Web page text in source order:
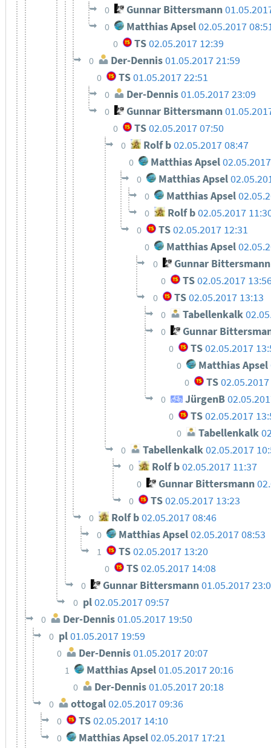
0 Gunnar Bittersmann
0 Matthias Apsel02.05.2017
0 TS02.05.2017 12:39
0 Der-Dennis01.05.2017 21:59
0 TS01.05.2017 22:51
0 Der-Dennis01.05.2017 23:09
0 Gunnar Bittersmann
0 TS02.05.2017 07:50
0 Rolf b02.05.2017 08:47
0 Matthias Apsel
0 Matthias Apsel
0 Matthias Apsel
0 Rolf b02.05.2017
0 TS02.05.2017 12:31
0 Matthias Apsel
0 Gunnar Bittersmann
0 TS 02.05.2017
0 TS02.05.2017 13:13
0 Tabellenkalk
0 Gunnar
0 TS02.05.2017
0 Matthias Apsel
0 TS
0 JürgenB
0 TS02.05.2017
0 Tabellenkalk
0 Tabellenkalk 02.05.2017
0 Rolf b 02.05.2017 11:37
0 Gunnar Bittersmann
0 TS02.05.2017 13:23
0 Rolf b 02.05.2017 08:46
0 Matthias Apsel02.05.2017 08:53
1 TS02.05.2017 13:20
0 TS02.05.2017 14:08
0 Gunnar Bittersmann 01.05.2017
0 pl02.05.2017 09:57
0 Der-Dennis 01.05.2017 19:50
0 pl01.05.2017 19:59
0 Der-Dennis01.05.2017 20:07
1 Matthias Apsel01.05.2017 20:16
0 Der-Dennis01.05.2017 20:18
0 ottogal02.05.2017 09:36
0 TS02.05.2017 14:10
0 Matthias Apsel02.05.2017 17:21